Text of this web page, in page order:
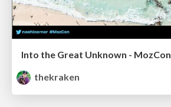
Into the Great Unknown - MozCon
thekraken